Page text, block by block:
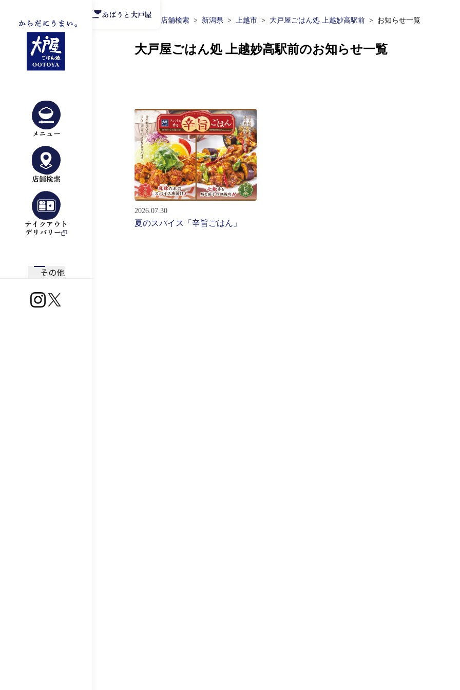
メニュー
店舗検索
テイクアウト
デリバリー
その他
https://www.instagram.com/ootoya.jp/
https://x.com/ootoya_gohan
あばうと大戸屋
TOP 店舗検索 新潟県 上越市 大戸屋ごはん処 上越妙高駅前 お知らせ一覧
大戸屋ごはん処 上越妙高駅前のお知らせ一覧
2026.07.30
夏のスパイス「辛旨ごはん」